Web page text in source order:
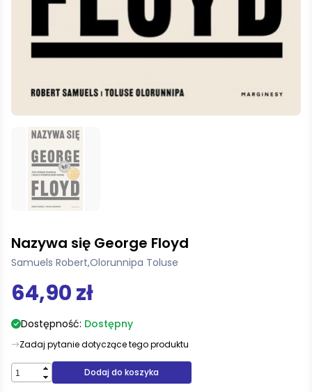
Nazywa się George Floyd
Samuels Robert,Olorunnipa Toluse
64,90 zł
Dostępność: Dostępny
Zadaj pytanie dotyczące tego produktu
Dodaj do koszyka